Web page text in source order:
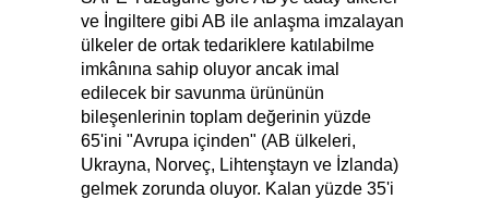
ve İngiltere gibi AB ile anlaşma imzalayan
ülkeler de ortak tedariklere katılabilme
imkânına sahip oluyor ancak imal
edilecek bir savunma ürününün
bileşenlerinin toplam değerinin yüzde
65'ini "Avrupa içinden" (AB ülkeleri,
Ukrayna, Norveç, Lihtenştayn ve İzlanda)
gelmek zorunda oluyor. Kalan yüzde 35'i